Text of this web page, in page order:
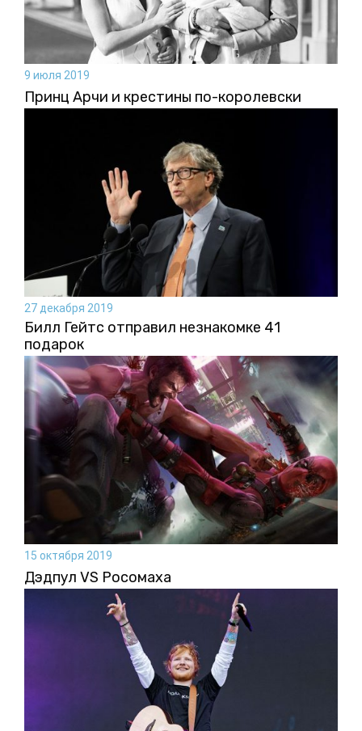
9 июля 2019
Принц Арчи и крестины по-королевски
27 декабря 2019
Билл Гейтс отправил незнакомке 41
подарок
15 октября 2019
Дэдпул VS Росомаха